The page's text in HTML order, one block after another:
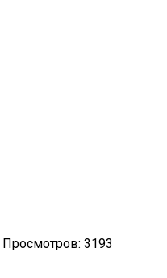
Просмотров: 3193